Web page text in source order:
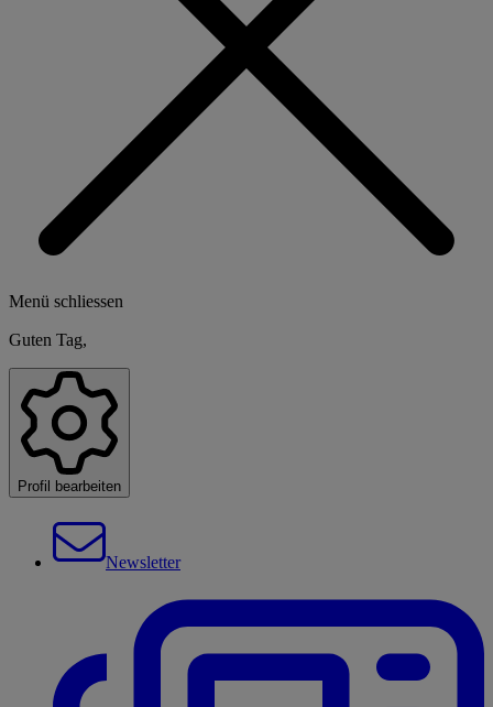
Menü schliessen
Guten Tag,
Profil bearbeiten
Newsletter